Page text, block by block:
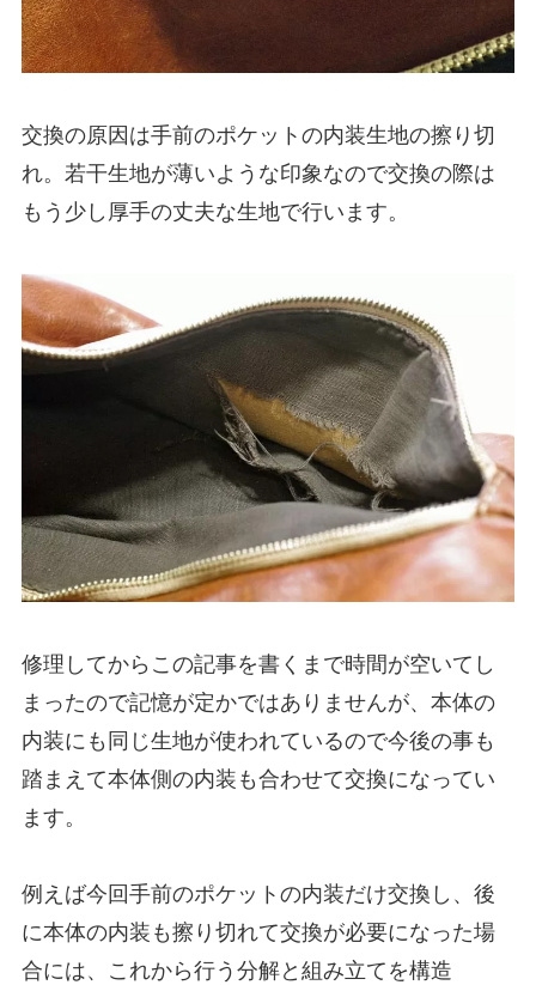
交換の原因は手前のポケットの内装生地の擦り切
れ。若干生地が薄いような印象なので交換の際は
もう少し厚手の丈夫な生地で行います。
修理してからこの記事を書くまで時間が空いてし
まったので記憶が定かではありませんが、本体の
内装にも同じ生地が使われているので今後の事も
踏まえて本体側の内装も合わせて交換になってい
ます。
例えば今回手前のポケットの内装だけ交換し、後
に本体の内装も擦り切れて交換が必要になった場
合には、これから行う分解と組み立てを構造